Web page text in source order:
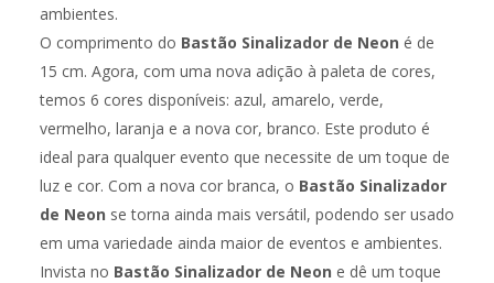
ambientes.
O comprimento do Bastão Sinalizador de Neon é de
15 cm. Agora, com uma nova adição à paleta de cores,
temos 6 cores disponíveis: azul, amarelo, verde,
vermelho, laranja e a nova cor, branco. Este produto é
ideal para qualquer evento que necessite de um toque de
luz e cor. Com a nova cor branca, o Bastão Sinalizador
de Neon se torna ainda mais versátil, podendo ser usado
em uma variedade ainda maior de eventos e ambientes.
Invista no Bastão Sinalizador de Neon e dê um toque